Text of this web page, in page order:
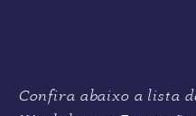
Confira abaixo a lista